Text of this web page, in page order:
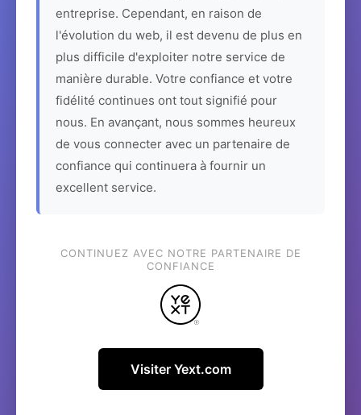
entreprise. Cependant, en raison de
l'évolution du web, il est devenu de plus en
plus difficile d'exploiter notre service de
manière durable. Votre confiance et votre
fidélité continues ont tout signifié pour
nous. En avançant, nous sommes heureux
de vous connecter avec un partenaire de
confiance qui continuera à fournir un
excellent service.
CONTINUEZ AVEC NOTRE PARTENAIRE DE
CONFIANCE
Visiter Yext.com